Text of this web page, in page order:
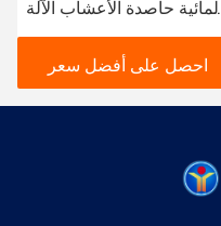
المائية حاصدة الأعشاب الآلة
105kw حاصدة الأعشاب
قارب 10 مكعب
احصل على أفضل سعر